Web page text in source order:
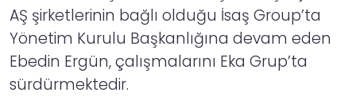
AŞ şirketlerinin bağlı olduğu İsaş Group’ta
Yönetim Kurulu Başkanlığına devam eden
Ebedin Ergün, çalışmalarını Eka Grup’ta
sürdürmektedir.